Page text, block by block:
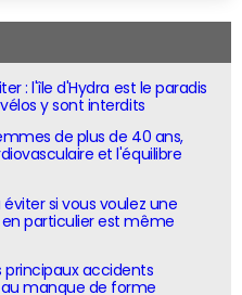
: l'île d'Hydra est le paradis
y sont interdits
de plus de 40 ans,
et l'équilibre
si vous voulez une
particulier est même
principaux accidents
manque de forme